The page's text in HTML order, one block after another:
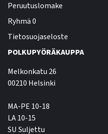
Peruutuslomake
Ryhmä 0
Tietosuojaseloste
POLKUPYÖRÄKAUPPA
Melkonkatu 26
00210 Helsinki
MA-PE 10-18
LA 10-15
SU Suljettu